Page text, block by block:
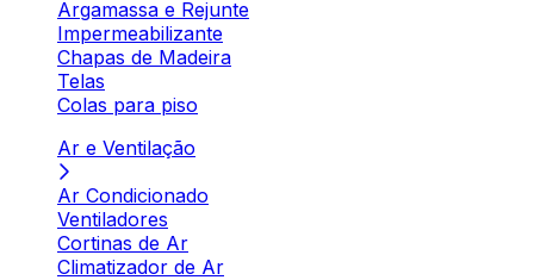
Argamassa e Rejunte
Impermeabilizante
Chapas de Madeira
Telas
Colas para piso
Ar e Ventilação
Ar Condicionado
Ventiladores
Cortinas de Ar
Climatizador de Ar